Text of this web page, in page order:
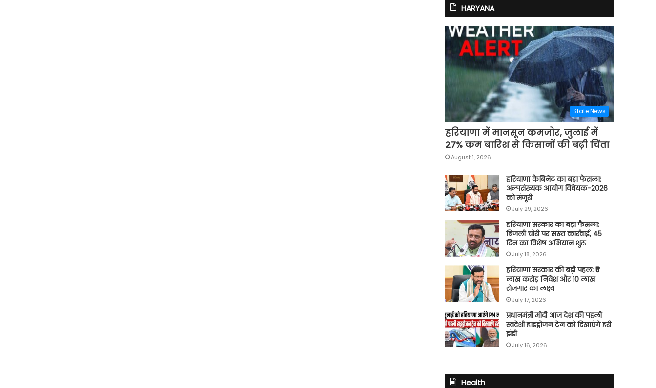
HARYANA
State News
हरियाणा में मानसून कमजोर, जुलाई में
27% कम बारिश से किसानों की बढ़ी चिंता
August 1, 2026
हरियाणा कैबिनेट का बड़ा फैसला:
अल्पसंख्यक आयोग विधेयक-2026
को मंजूरी
July 29, 2026
हरियाणा सरकार का बड़ा फैसला:
बिजली चोरी पर सख्त कार्रवाई, 45
दिन का विशेष अभियान शुरू
July 18, 2026
हरियाणा सरकार की बड़ी पहल: ₹5
लाख करोड़ निवेश और 10 लाख
रोजगार का लक्ष्य
July 17, 2026
प्रधानमंत्री मोदी आज देश की पहली
स्वदेशी हाइड्रोजन ट्रेन को दिखाएंगे हरी
झंडी
July 16, 2026
Health